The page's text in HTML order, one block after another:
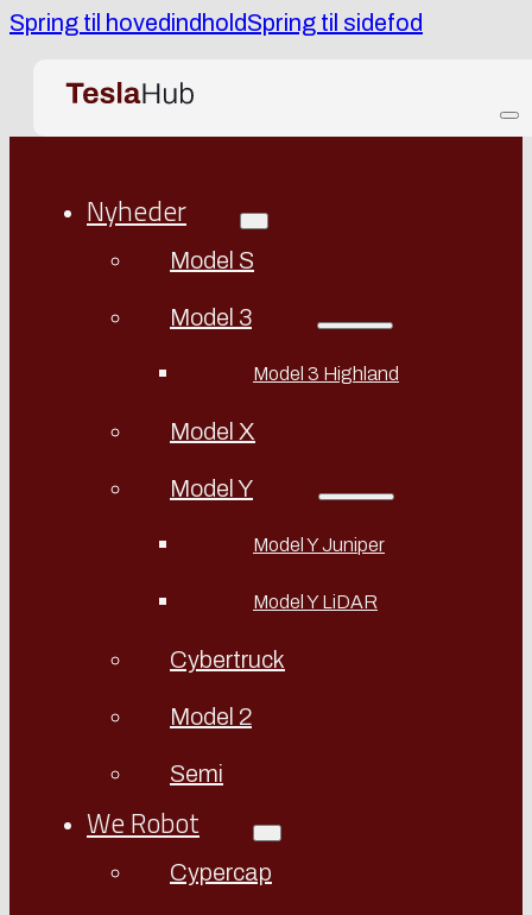
Spring til hovedindholdSpring til sidefod
Nyheder
Model S
Model 3
Model 3 Highland
Model X
Model Y
Model Y Juniper
Model Y LiDAR
Cybertruck
Model 2
Semi
We Robot
Cypercap